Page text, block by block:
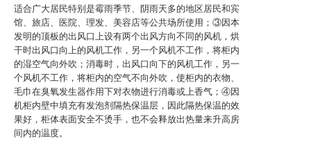
适合广大居民特别是霉雨季节、阴雨天多的地区居民和宾
馆、旅店、医院、理发、美容店等公共场所使用；③因本
发明的顶板的出风口上设有两个出风方向不同的风机，烘
干时出风口向上的风机工作，另一个风机不工作，将柜内
的湿空气向外吹；消毒时，出风口向下的风机工作，另一
个风机不工作，将柜内的空气不向外吹，使柜内的衣物、
毛巾在臭氧发生器作用下对衣物进行消毒或上香气；④因
机柜内壁中填充有发泡剂隔热保温层，因此隔热保温的效
果好，柜体表面安全不烫手，也不会释放出热量来升高房
间内的温度。